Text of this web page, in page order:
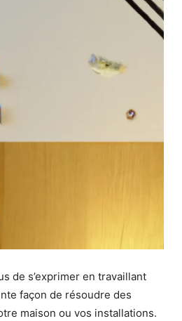
de s’exprimer en travaillant
façon de résoudre des
maison ou vos installations.